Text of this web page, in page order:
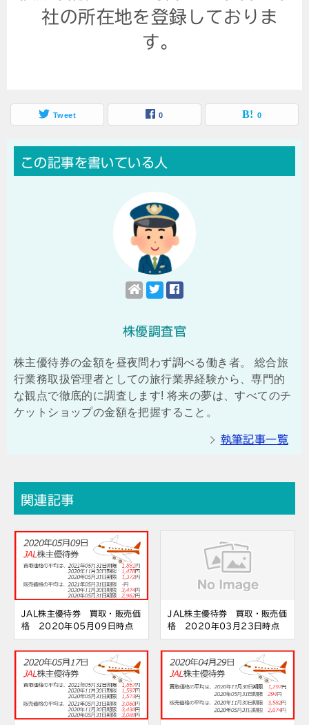
社の所在地を登録しておりま
す。
Tweet 0 0
この記事を書いている人
株優調査官
株主優待券の金額を昼夜問わず調べる働き者。 総合旅
行業務取扱管理者としての旅行業界経験から、専門的
な観点で徹底的に調査します! 将来の夢は、すべてのチ
ケットショップの金額を把握すること。
執筆記事一覧
関連記事
JAL株主優待券 買取・販売価
格 2020年05月09日時点
JAL株主優待券 買取・販売価
格 2020年03月23日時点